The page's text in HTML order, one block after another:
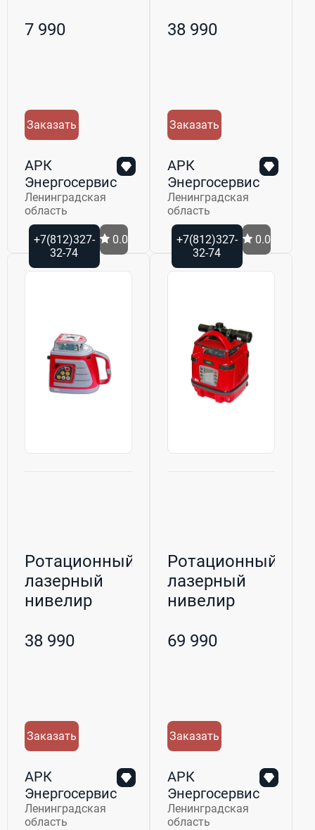
7 990
Заказать
АРК
Энергосервис
Ленинградская
область
+7(812)327-
32-74
0.0
Green
38 990
Заказать
АРК
Энергосервис
Ленинградская
область
+7(812)327-
32-74
0.0
Ротационный
лазерный
нивелир
RotoLas...
38 990
Заказать
АРК
Энергосервис
Ленинградская
область
Ротационный
лазерный
нивелир
Super
69 990
Заказать
АРК
Энергосервис
Ленинградская
область